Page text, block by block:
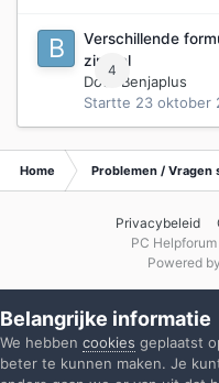
4
Verschillende
zin/cel
Door Benjaplus
Startte 23 oktober
Home Problemen / Vragen
Privacybeleid
PC
Powered
Belangrijke informatie
We hebben cookies geplaatst
beter te kunnen maken. Je